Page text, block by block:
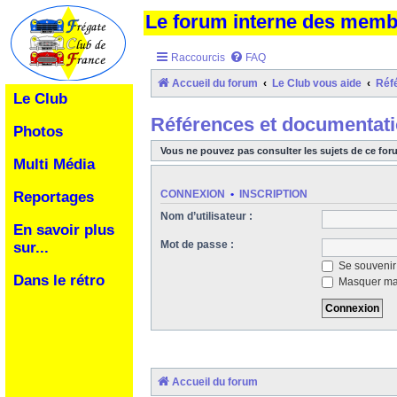
Le Club
Photos
Multi Média
Reportages
En savoir plus
sur...
Dans le rétro
Le forum interne des
Raccourcis FAQ
Accueil du forum Le Club vous aide
Références et
Vous ne pouvez pas consulter les sujets de ce
CONNEXION • INSCRIPTION
Nom d’utilisateur :
Mot de passe :
Se
Masquer
Accueil du forum